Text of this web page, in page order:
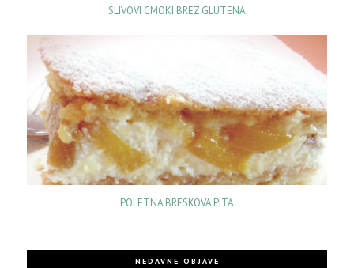
SLIVOVI CMOKI BREZ GLUTENA
POLETNA BRESKOVA PITA
NEDAVNE OBJAVE